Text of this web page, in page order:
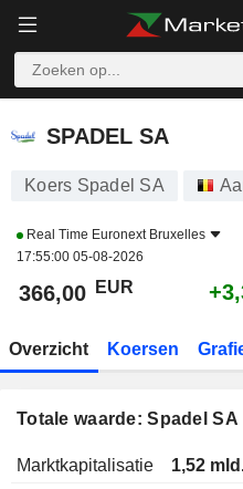
SPADEL SA
SPADEL SA
Koers Spadel SA
Real Time Euronext Bruxelles
17:55:00 05-08-2026
366,00 EUR
Overzicht Koersen
Totale waarde: Spadel SA
Marktkapitalisatie 1,52